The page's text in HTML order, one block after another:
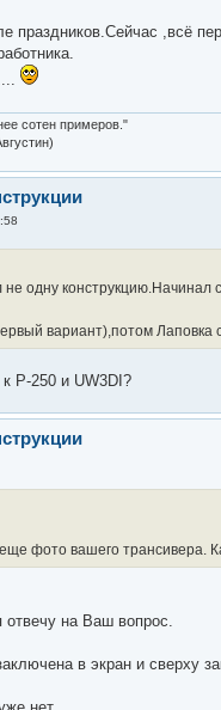
праздников.Сейчас ,всё
сотен примеров."
одну конструкцию.Начинал
вариант),потом Лаповка
Р-250 и UW3DI?
фото вашего трансивера.
отвечу на Ваш вопрос.
в экран и сверху